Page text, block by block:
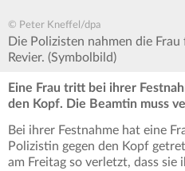
© Peter Kneffel/dpa
Die Polizisten nahmen die
Revier. (Symbolbild)
Eine Frau tritt bei ihrer
den Kopf. Die Beamtin muss
Bei ihrer Festnahme hat eine
Polizistin gegen den Kopf
am Freitag so verletzt, dass sie